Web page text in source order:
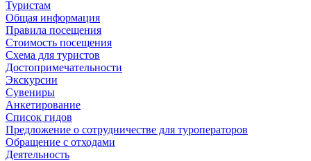
Туристам
Общая информация
Правила посещения
Стоимость посещения
Схема для туристов
Достопримечательности
Экскурсии
Сувениры
Анкетирование
Список гидов
Предложение о сотрудничестве для туроператоров
Обращение с отходами
Деятельность